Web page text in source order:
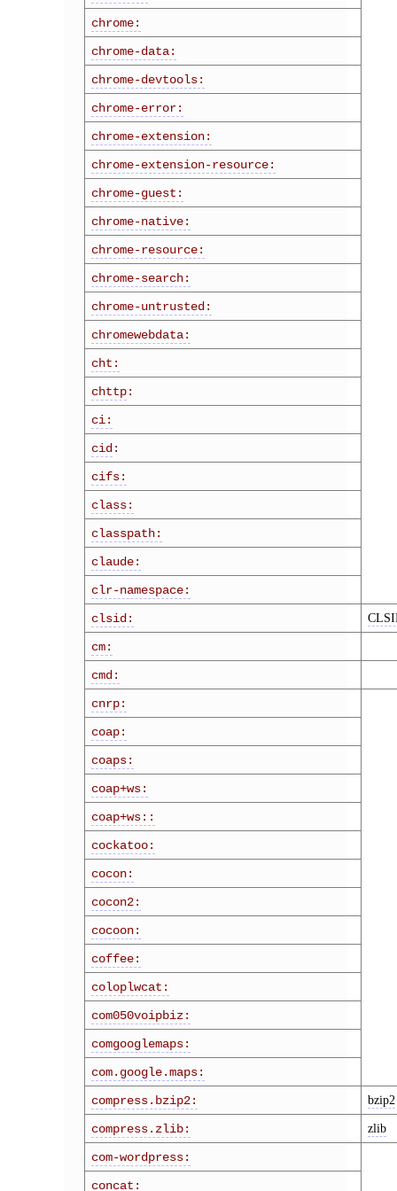
chrome:
chrome-data:
chrome-devtools:
chrome-error:
chrome-extension:
chrome-extension-resource:
chrome-guest:
chrome-native:
chrome-resource:
chrome-search:
chrome-untrusted:
chromewebdata:
cht:
chttp:
ci:
cid :
cifs:
class:
classpath:
claude:
clr-namespace:
clsid:
cm:
cmd:
cnrp:
coap:
coaps:
coap+ws:
coap+ws::
cockatoo:
cocon:
cocon2:
cocoon:
coffee:
coloplwcat:
com050voipbiz:
comgooglemaps:
com.google.maps:
compress.bzip2:
bzip2
compress.zlib: zlib
com-wordpress:
concat: